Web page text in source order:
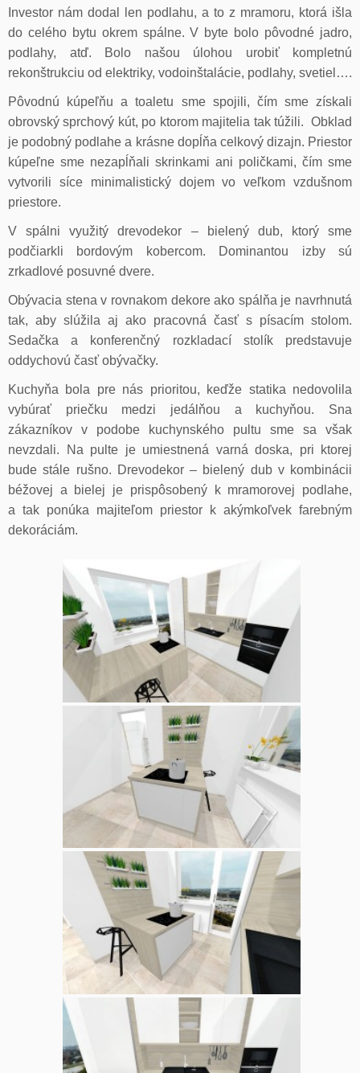
Investor nám dodal len podlahu, a to z mramoru, ktorá išla
do celého bytu okrem spálne. V byte bolo pôvodné jadro,
podlahy, atď. Bolo našou úlohou urobiť kompletnú
rekonštrukciu od elektriky, vodoinštalácie, podlahy, svetiel….
Pôvodnú kúpeľňu a toaletu sme spojili, čím sme získali
obrovský sprchový kút, po ktorom majitelia tak túžili. Obklad
je podobný podlahe a krásne dopĺňa celkový dizajn. Priestor
kúpeľne sme nezapĺňali skrinkami ani poličkami, čím sme
vytvorili síce minimalistický dojem vo veľkom vzdušnom
priestore.
V spálni využitý drevodekor – bielený dub, ktorý sme
podčiarkli bordovým kobercom. Dominantou izby sú
zrkadlové posuvné dvere.
Obývacia stena v rovnakom dekore ako spálňa je navrhnutá
tak, aby slúžila aj ako pracovná časť s písacím stolom.
Sedačka a konferenčný rozkladací stolík predstavuje
oddychovú časť obývačky.
Kuchyňa bola pre nás prioritou, keďže statika nedovolila
vybúrať priečku medzi jedálňou a kuchyňou. Sna
zákazníkov v podobe kuchynského pultu sme sa však
nevzdali. Na pulte je umiestnená varná doska, pri ktorej
bude stále rušno. Drevodekor – bielený dub v kombinácii
béžovej a bielej je prispôsobený k mramorovej podlahe,
a tak ponúka majiteľom priestor k akýmkoľvek farebným
dekoráciám.